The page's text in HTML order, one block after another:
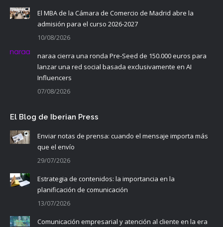
El MBA de la Cámara de Comercio de Madrid abre la
admisión para el curso 2026-2027
10/08/2026
naraa cierra una ronda Pre-Seed de 150.000 euros para
lanzar una red social basada exclusivamente en AI
Influencers
07/08/2026
El Blog de Iberian Press
Enviar notas de prensa: cuando el mensaje importa más
que el envío
29/07/2026
Estrategia de contenidos: la importancia en la
planificación de comunicación
13/07/2026
Comunicación empresarial y atención al cliente en la era